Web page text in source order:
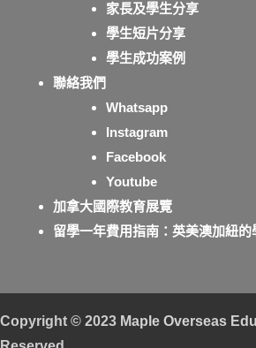
家長及學生分享
學生短片分享
學生成功案例
聯絡我們
Whatsapp
Instagram
Facebook
Youtube
加拿大國際教育展覽
留學一年費用指南：英美澳加紐
Copyright © 2023 Maple Overseas